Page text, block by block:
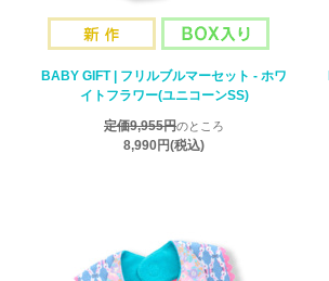
BABY GIFT | フリルブルマーセット - ホワ
イトフラワー(ユニコーンSS)
定価9,955円のところ
8,990円(税込)